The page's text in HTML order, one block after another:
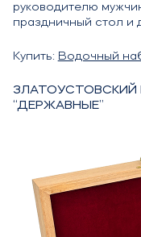
руководителю
праздничный стол
Купить: Водочный
ЗЛАТОУСТОВСКИЙ
“ДЕРЖАВНЫЕ”